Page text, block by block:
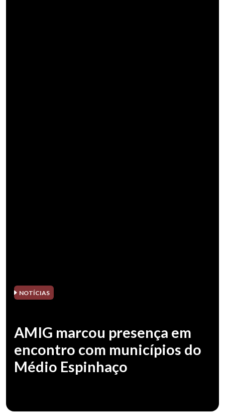
NOTÍCIAS
AMIG marcou presença em
encontro com municípios do
Médio Espinhaço